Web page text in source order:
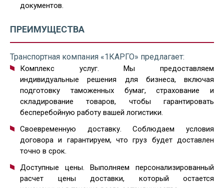
документов.
ПРЕИМУЩЕСТВА
Транспортная компания «1КАРГО» предлагает:
Комплекс услуг. Мы предоставляем
индивидуальные решения для бизнеса, включая
подготовку таможенных бумаг, страхование и
складирование товаров, чтобы гарантировать
бесперебойную работу вашей логистики.
Своевременную доставку. Соблюдаем условия
договора и гарантируем, что груз будет доставлен
точно в срок.
Доступные цены. Выполняем персонализированный
расчет цены доставки, который остается